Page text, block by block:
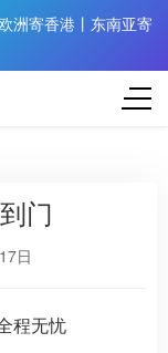
洲寄香港丨东南亚寄
门
日
程无忧